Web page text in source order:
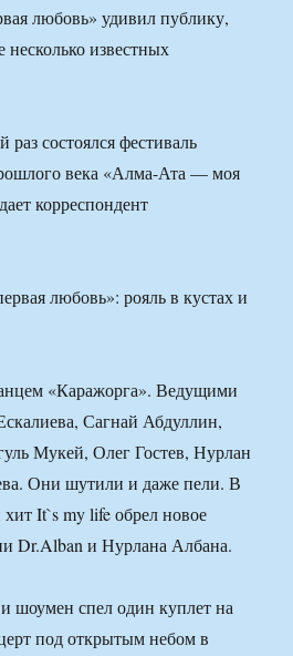
любовь» удивил публику,
несколько известных
состоялся фестиваль
века «Алма-Ата — моя
корреспондент
«Каражорга». Ведущими
Сагнай Абдуллин,
Мукей, Олег Гостев, Нурлан
Они шутили и даже пели. В
It`s my life обрел новое
Dr.Alban и Нурлана Албана.
шоумен спел один куплет на
под открытым небом в